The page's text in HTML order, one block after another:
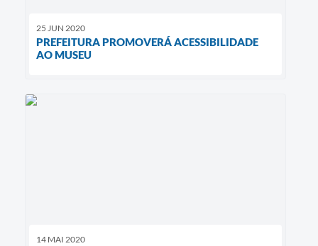
25 JUN 2020
PREFEITURA PROMOVERÁ ACESSIBILIDADE
AO MUSEU
14 MAI 2020